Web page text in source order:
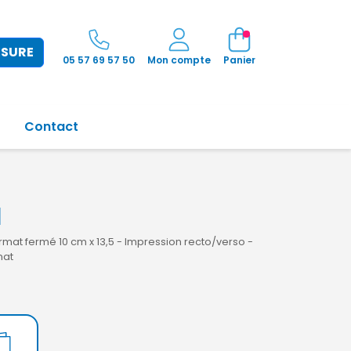
05 57 69 57 50 Mon compte Panier
Contact
fermé 10 cm x 13,5 - Impression recto/verso -